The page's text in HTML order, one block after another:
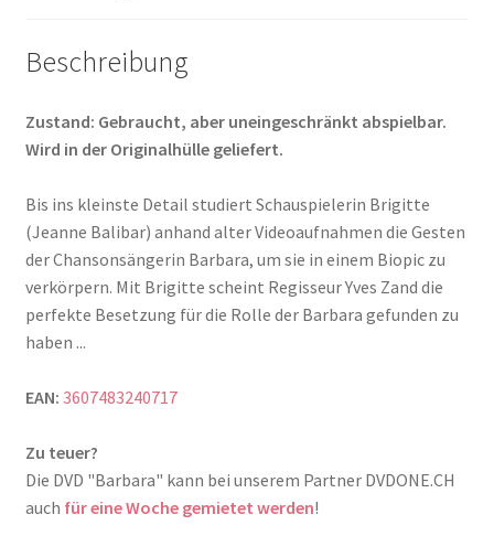
Beschreibung
Zustand: Gebraucht, aber uneingeschränkt abspielbar.
Wird in der Originalhülle geliefert.
Bis ins kleinste Detail studiert Schauspielerin Brigitte
(Jeanne Balibar) anhand alter Videoaufnahmen die Gesten
der Chansonsängerin Barbara, um sie in einem Biopic zu
verkörpern. Mit Brigitte scheint Regisseur Yves Zand die
perfekte Besetzung für die Rolle der Barbara gefunden zu
haben ...
EAN: 3607483240717
Zu teuer?
Die DVD "Barbara" kann bei unserem Partner DVDONE.CH
auch für eine Woche gemietet werden!